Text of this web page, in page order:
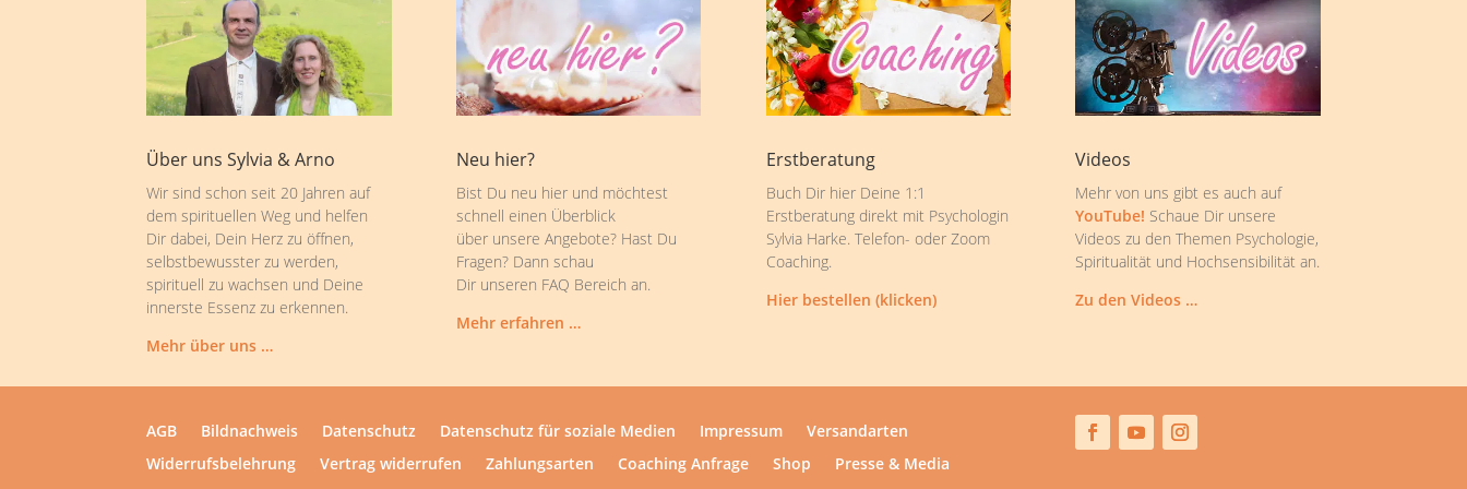
Über uns Sylvia & Arno
Wir sind schon seit 20 Jahren auf
dem spirituellen Weg und helfen
Dir dabei, Dein Herz zu öffnen,
selbstbewusster zu werden,
spirituell zu wachsen und Deine
innerste Essenz zu erkennen.
Mehr über uns …
Neu hier?
Bist Du neu hier und möchtest
schnell einen Überblick
über unsere Angebote? Hast Du
Fragen? Dann schau
Dir unseren FAQ Bereich an.
Mehr erfahren …
Erstberatung
Buch Dir hier Deine 1:1
Erstberatung direkt mit Psychologin
Sylvia Harke. Telefon- oder Zoom
Coaching.
Hier bestellen (klicken)
Videos
Mehr von uns gibt es auch auf
YouTube! Schaue Dir unsere
Videos zu den Themen Psychologie,
Spiritualität und Hochsensibilität an.
Zu den Videos …
AGB Bildnachweis Datenschutz Datenschutz für soziale Medien Impressum
Versandarten
Widerrufsbelehrung
Vertrag widerrufen Zahlungsarten Coaching Anfrage Shop
Presse & Media